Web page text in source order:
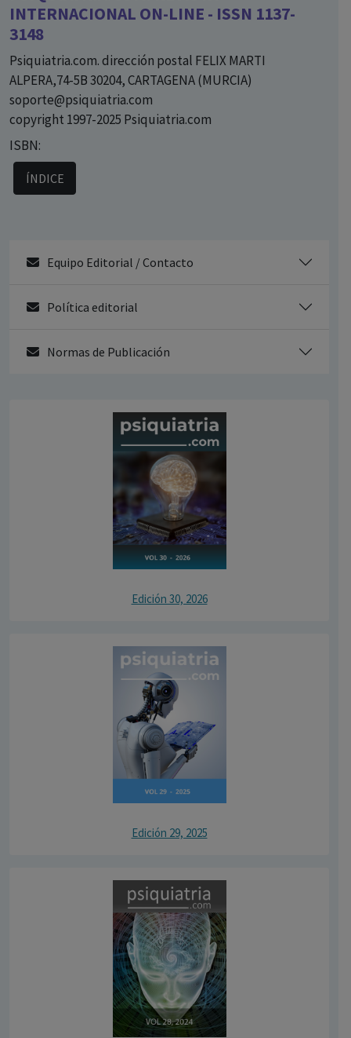
INTERNACIONAL ON-LINE - ISSN 1137-
3148
Psiquiatria.com. dirección postal FELIX MARTI
ALPERA,74-5B 30204, CARTAGENA (MURCIA)
soporte@psiquiatria.com
copyright 1997-2025 Psiquiatria.com
ISBN:
ÍNDICE
Equipo Editorial / Contacto
Política editorial
Normas de Publicación
Edición 30, 2026
Edición 29, 2025